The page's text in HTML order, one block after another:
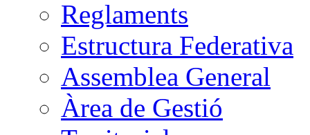
Reglaments
Estructura Federativa
Assemblea General
Àrea de Gestió